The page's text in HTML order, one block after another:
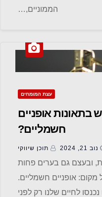
הממוניים,…
עצת המומחים
בתאונות אופניים
חשמליים?
נוב 21, 2024 תוכן שיווקי
ובעצם גם בערים פחות
אופניים חשמליים.
לחיים שלנו רק לפני